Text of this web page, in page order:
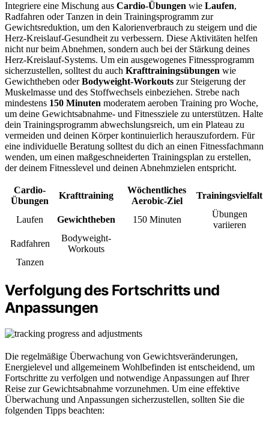
Integriere eine Mischung aus Cardio-Übungen wie Laufen,
Radfahren oder Tanzen in dein Trainingsprogramm zur
Gewichtsreduktion, um den Kalorienverbrauch zu steigern und die
Herz-Kreislauf-Gesundheit zu verbessern. Diese Aktivitäten helfen
nicht nur beim Abnehmen, sondern auch bei der Stärkung deines
Herz-Kreislauf-Systems. Um ein ausgewogenes Fitnessprogramm
sicherzustellen, solltest du auch Krafttrainingsübungen wie
Gewichtheben oderBodyweight-Workouts zur Steigerung der
Muskelmasse und des Stoffwechsels einbeziehen. Strebe nach
mindestens 150 Minuten moderatem aeroben Training pro Woche,
um deine Gewichtsabnahme- und Fitnessziele zu unterstützen. Halte
dein Trainingsprogramm abwechslungsreich, um ein Plateau zu
vermeiden und deinen Körper kontinuierlich herauszufordern. Für
eine individuelle Beratung solltest du dich an einen Fitnessfachmann
wenden, um einen maßgeschneiderten Trainingsplan zu erstellen,
der deinem Fitnesslevel und deinen Abnehmzielen entspricht.
Cardio-
Übungen
Krafttraining
Wöchentliches
Aerobic-Ziel
Trainingsvielfalt
Laufen Gewichtheben 150 Minuten
Übungen
variieren
Radfahren
Bodyweight-
Workouts
Tanzen
Verfolgung des Fortschritts und
Anpassungen
Die regelmäßige Überwachung von Gewichtsveränderungen,
Energielevel und allgemeinem Wohlbefinden ist entscheidend, um
Fortschritte zu verfolgen und notwendige Anpassungen auf Ihrer
Reise zur Gewichtsabnahme vorzunehmen. Um eine effektive
Überwachung und Anpassungen sicherzustellen, sollten Sie die
folgenden Tipps beachten: